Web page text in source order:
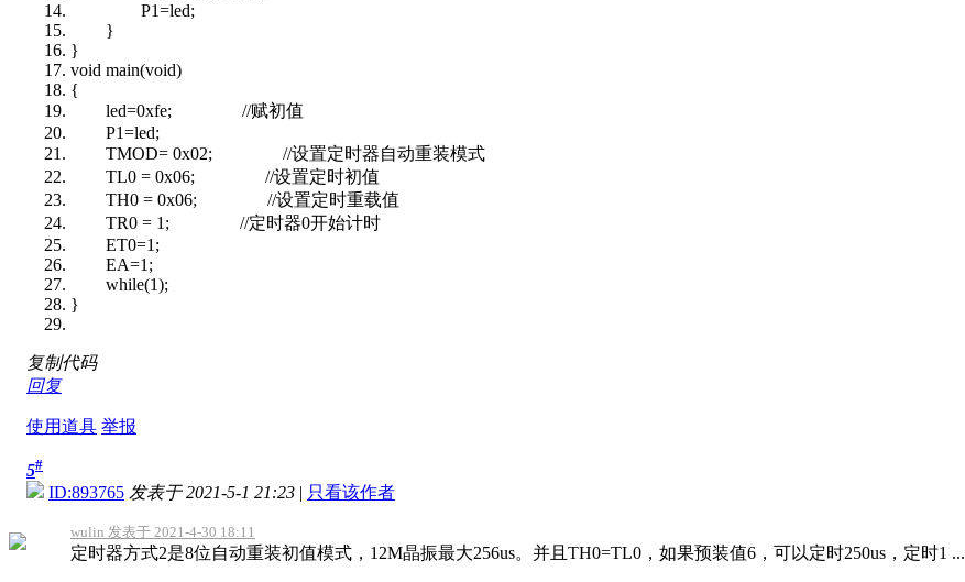
P1=led;
}
}
void main(void)
{
led=0xfe; //赋初值
P1=led;
TMOD= 0x02; //设置定时器自动重装模式
TL0 = 0x06; //设置定时初值
TH0 = 0x06; //设置定时重载值
TR0 = 1; //定时器0开始计时
ET0=1;
EA=1;
while(1);
}
复制代码
回复
使用道具 举报
5#
ID:893765 发表于 2021-5-1 21:23 | 只看该作者
wulin 发表于 2021-4-30 18:11
定时器方式2是8位自动重装初值模式，12M晶振最大256us。并且TH0=TL0，如果预装值6，可以定时250us，定时1 ...